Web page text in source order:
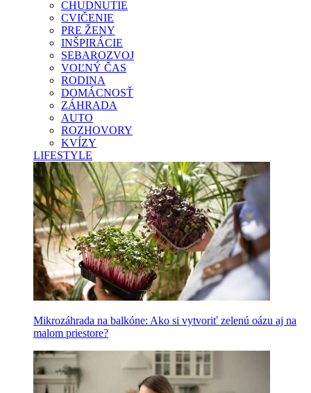
CHUDNUTIE
CVIČENIE
PRE ŽENY
INŠPIRÁCIE
SEBAROZVOJ
VOĽNÝ ČAS
RODINA
DOMÁCNOSŤ
ZÁHRADA
AUTO
ROZHOVORY
KVÍZY
LIFESTYLE
Mikrozáhrada na balkóne: Ako si vytvoriť zelenú oázu aj na
malom priestore?